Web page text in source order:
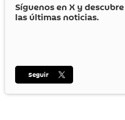
Síguenos en X y descubre
las últimas noticias.
Seguir